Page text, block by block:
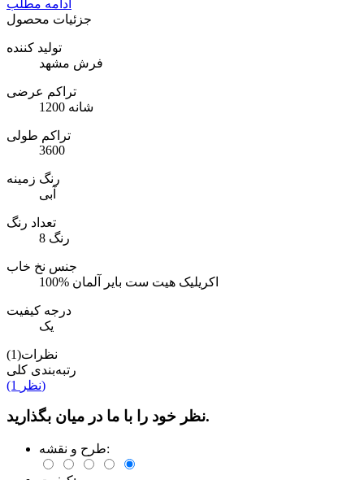
ادامه مطلب
جزئیات محصول
تولید کننده
فرش مشهد
تراکم عرضی
1200 شانه
تراکم طولی
3600
رنگ زمینه
آبی
تعداد رنگ
8 رنگ
جنس نخ خاب
100% اکریلیک هیت ست بایر آلمان
درجه کیفیت
یک
نظرات(1)
رتبه‌بندی کلی
(1 نظر)
نظر خود را با ما در میان بگذارید.
طرح و نقشه: